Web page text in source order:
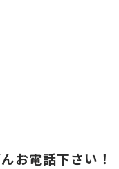
お電話下さい！